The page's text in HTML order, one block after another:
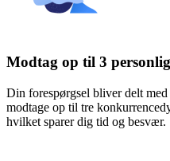
Modtag op til 3
Din forespørgsel bliver delt
modtage op til tre
hvilket sparer dig tid og besvær.